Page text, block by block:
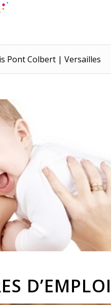
Pont Colbert | Versailles